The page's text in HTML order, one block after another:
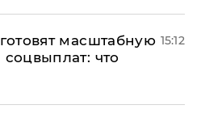
масштабную
что
15:12